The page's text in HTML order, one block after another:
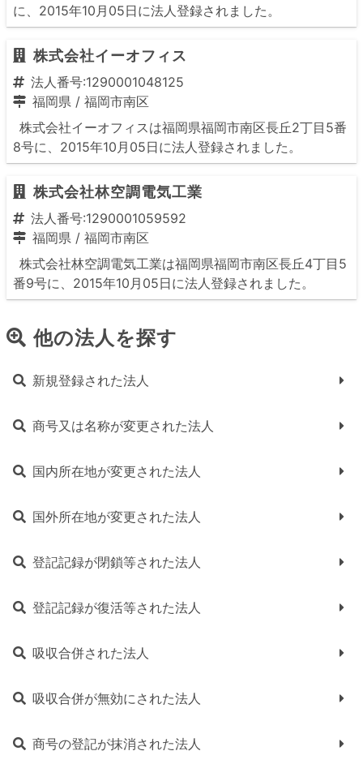
に、2015年10月05日に法人登録されました。
株式会社イーオフィス
法人番号:1290001048125
福岡県 / 福岡市南区
株式会社イーオフィスは福岡県福岡市南区長丘2丁目5番
8号に、2015年10月05日に法人登録されました。
株式会社林空調電気工業
法人番号:1290001059592
福岡県 / 福岡市南区
株式会社林空調電気工業は福岡県福岡市南区長丘4丁目5
番9号に、2015年10月05日に法人登録されました。
他の法人を探す
新規登録された法人
商号又は名称が変更された法人
国内所在地が変更された法人
国外所在地が変更された法人
登記記録が閉鎖等された法人
登記記録が復活等された法人
吸収合併された法人
吸収合併が無効にされた法人
商号の登記が抹消された法人